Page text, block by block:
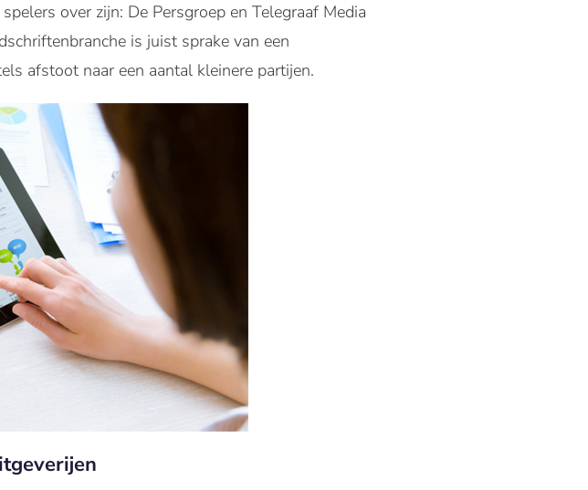
over zijn: De Persgroep en Telegraaf Media
is juist sprake van een
afstoot naar een aantal kleinere partijen.